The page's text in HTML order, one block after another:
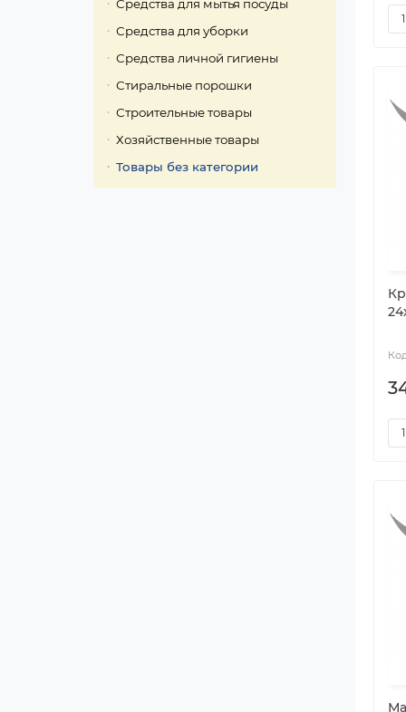
Средства для мытья посуды
Средства для уборки
Средства личной гигиены
Стиральные порошки
Строительные товары
Хозяйственные товары
Товары без категории